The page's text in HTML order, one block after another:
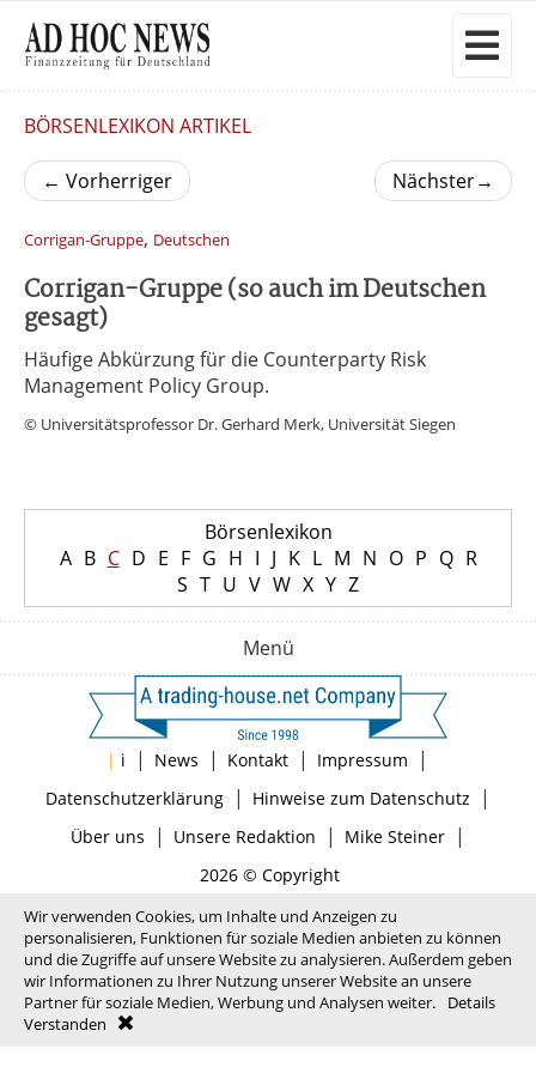
BÖRSENLEXIKON ARTIKEL
← Vorherriger Nächster→
Corrigan-Gruppe, Deutschen
Corrigan-Gruppe (so auch im Deutschen
gesagt)
Häufige Abkürzung für die Counterparty Risk
Management Policy Group.
© Universitätsprofessor Dr. Gerhard Merk, Universität Siegen
Börsenlexikon
A B C D E F G H I J K L M N O P Q R
S T U V W X Y Z
Menü
| i | News | Kontakt | Impressum |
Datenschutzerklärung| Hinweise zum Datenschutz |
Über uns | Unsere Redaktion | Mike Steiner|
2026 © Copyright
Wir verwenden Cookies, um Inhalte und Anzeigen zu
personalisieren, Funktionen für soziale Medien anbieten zu können
und die Zugriffe auf unsere Website zu analysieren. Außerdem geben
wir Informationen zu Ihrer Nutzung unserer Website an unsere
Partner für soziale Medien, Werbung und Analysen weiter.
Details
Verstanden